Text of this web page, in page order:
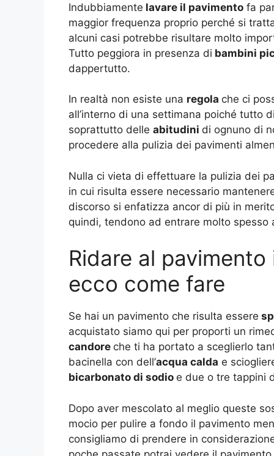
Indubbiamente lavare il pavimento fa
maggior frequenza proprio perché si
alcuni casi potrebbe risultare molto
Tutto peggiora in presenza di bambini
dappertutto.
In realtà non esiste una regola che ci
all’interno di una settimana poiché tutto
soprattutto delle abitudini di ognuno di
procedere alla pulizia dei pavimenti
Nulla ci vieta di effettuare la pulizia dei
in cui risulta essere necessario
discorso si enfatizza ancor di più in
quindi, tendono ad entrare molto
Ridare al
ecco come fare
Se hai un pavimento che risulta essere
acquistato siamo qui per proporti un
candore che ti ha portato a sceglierlo
bacinella con dell’acqua calda e
bicarbonato di sodio e due o tre tappini
Dopo aver mescolato al meglio queste
mocio per pulire a fondo il pavimento
consigliamo di prendere in